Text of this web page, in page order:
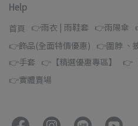
Help
首頁 👉雨衣 | 雨鞋套 👉雨陽傘
👉飾品(全面特價優惠) 👉圍脖 、
👉手套 👉【精選優惠專區】
👉
👉實體賣場